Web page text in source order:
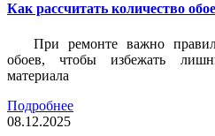
Как рассчитать количество
При ремонте важно
обоев, чтобы избежать
материала
Подробнее
08.12.2025